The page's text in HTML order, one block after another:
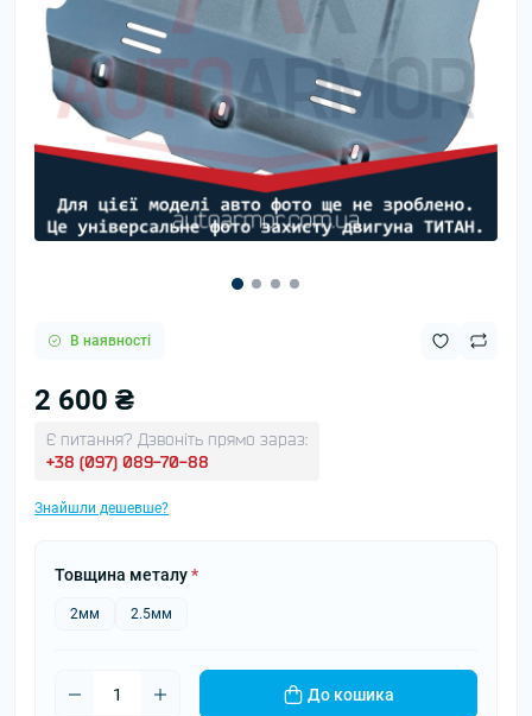
В наявності
2 600 ₴
Є питання? Дзвоніть прямо зараз:
+38 (097) 089-70-88
Знайшли дешевше?
Товщина металу*
2мм 2.5мм
До кошика